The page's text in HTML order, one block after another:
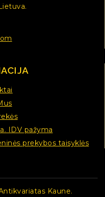
IDV pažyma
prekybos taisyklės
Kaune.